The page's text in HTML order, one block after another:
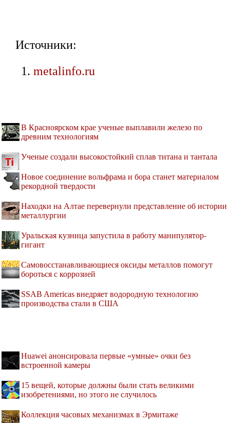
Источники:
metalinfo.ru
В Красноярском крае ученые выплавили железо по
древним технологиям
Ученые создали высокостойкий сплав титана и тантала
Новое соединение вольфрама и бора станет материалом
рекордной твердости
Находки на Алтае перевернули представление об истории
металлургии
Уральская кузница запустила в работу манипулятор-
гигант
Самовосстанавливающиеся оксиды металлов помогут
бороться с коррозией
SSAB Americas внедряет водородную технологию
производства стали в США
Huawei анонсировала первые «умные» очки без
встроенной камеры
15 вещей, которые должны были стать великими
изобретениями, но этого не случилось
Коллекция часовых механизмах в Эрмитаже